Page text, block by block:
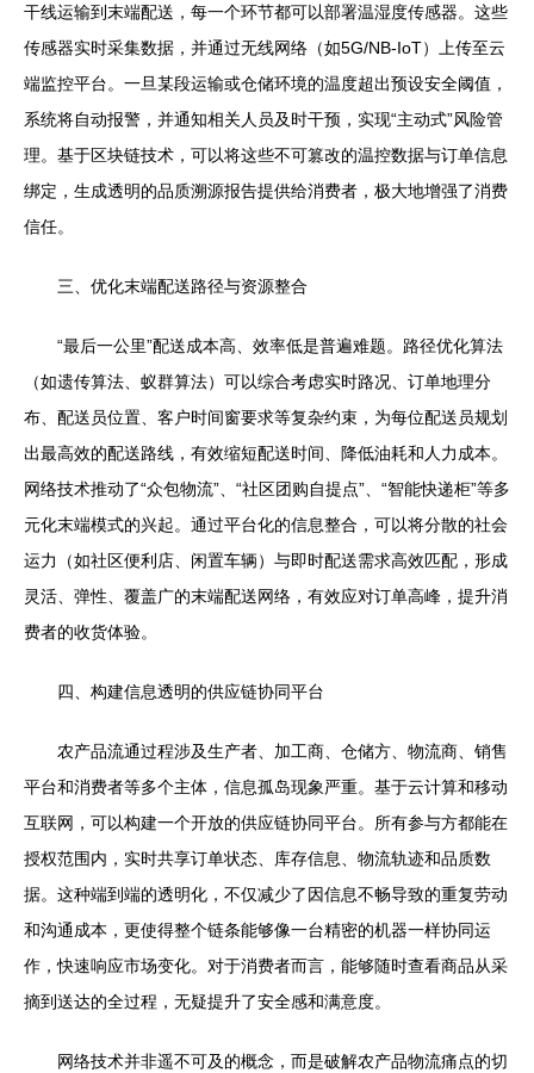
干线运输到末端配送，每一个环节都可以部署温湿度传感器。这些
传感器实时采集数据，并通过无线网络（如5G/NB-IoT）上传至云
端监控平台。一旦某段运输或仓储环境的温度超出预设安全阈值，
系统将自动报警，并通知相关人员及时干预，实现“主动式”风险管
理。基于区块链技术，可以将这些不可篡改的温控数据与订单信息
绑定，生成透明的品质溯源报告提供给消费者，极大地增强了消费
信任。
三、优化末端配送路径与资源整合
“最后一公里”配送成本高、效率低是普遍难题。路径优化算法
（如遗传算法、蚁群算法）可以综合考虑实时路况、订单地理分
布、配送员位置、客户时间窗要求等复杂约束，为每位配送员规划
出最高效的配送路线，有效缩短配送时间、降低油耗和人力成本。
网络技术推动了“众包物流”、“社区团购自提点”、“智能快递柜”等多
元化末端模式的兴起。通过平台化的信息整合，可以将分散的社会
运力（如社区便利店、闲置车辆）与即时配送需求高效匹配，形成
灵活、弹性、覆盖广的末端配送网络，有效应对订单高峰，提升消
费者的收货体验。
四、构建信息透明的供应链协同平台
农产品流通过程涉及生产者、加工商、仓储方、物流商、销售
平台和消费者等多个主体，信息孤岛现象严重。基于云计算和移动
互联网，可以构建一个开放的供应链协同平台。所有参与方都能在
授权范围内，实时共享订单状态、库存信息、物流轨迹和品质数
据。这种端到端的透明化，不仅减少了因信息不畅导致的重复劳动
和沟通成本，更使得整个链条能够像一台精密的机器一样协同运
作，快速响应市场变化。对于消费者而言，能够随时查看商品从采
摘到送达的全过程，无疑提升了安全感和满意度。
网络技术并非遥不可及的概念，而是破解农产品物流痛点的切